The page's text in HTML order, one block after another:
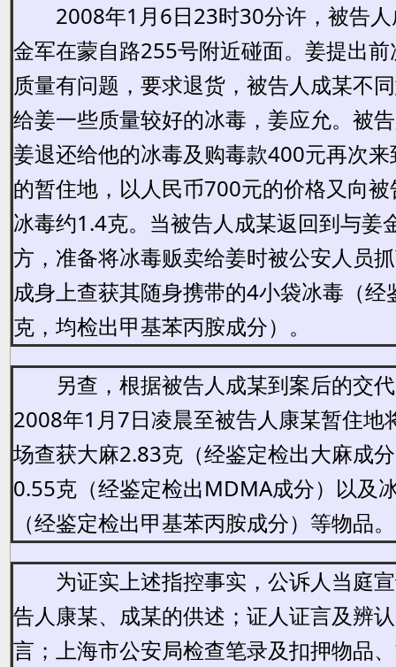
2008年1月6日23时30分许，被告
金军在蒙自路255号附近碰面。姜提出
质量有问题，要求退货，被告人成某不
给姜一些质量较好的冰毒，姜应允。被
姜退还给他的冰毒及购毒款400元再次
的暂住地，以人民币700元的价格又向
冰毒约1.4克。当被告人成某返回到与姜
方，准备将冰毒贩卖给姜时被公安人员
成身上查获其随身携带的4小袋冰毒（经
克，均检出甲基苯丙胺成分）。
另查，根据被告人成某到案后的交
2008年1月7日凌晨至被告人康某暂住地
场查获大麻2.83克（经鉴定检出大麻成
0.55克（经鉴定检出MDMA成分）以及
（经鉴定检出甲基苯丙胺成分）等物品。
为证实上述指控事实，公诉人当庭
告人康某、成某的供述；证人证言及辨
言；上海市公安局检查笔录及扣押物品